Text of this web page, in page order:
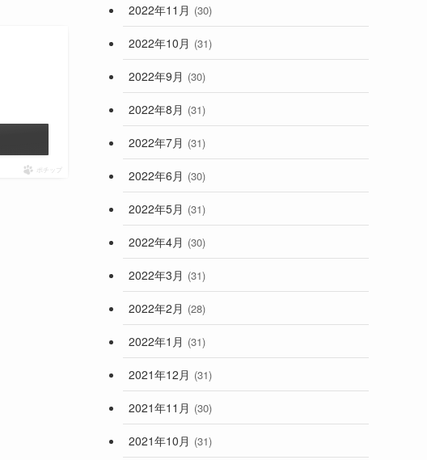
ポチップ
2022年11月 (30)
2022年10月 (31)
2022年9月 (30)
2022年8月 (31)
2022年7月 (31)
2022年6月 (30)
2022年5月 (31)
2022年4月 (30)
2022年3月 (31)
2022年2月 (28)
2022年1月 (31)
2021年12月 (31)
2021年11月 (30)
2021年10月 (31)